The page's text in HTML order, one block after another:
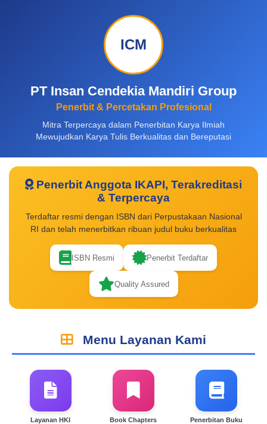
ICM
PT Insan Cendekia Mandiri Group
Penerbit & Percetakan Profesional
Mitra Terpercaya dalam Penerbitan Karya Ilmiah
Mewujudkan Karya Tulis Berkualitas dan Bereputasi
Penerbit Anggota IKAPI, Terakreditasi
& Terpercaya
Terdaftar resmi dengan ISBN dari Perpustakaan Nasional
RI dan telah menerbitkan ribuan judul buku berkualitas
ISBN Resmi Penerbit Terdaftar
Quality Assured
Menu Layanan Kami
Layanan HKI Book Chapters Penerbitan Buku